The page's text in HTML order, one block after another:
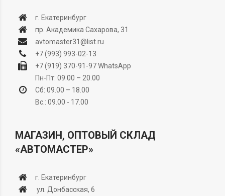
г. Екатеринбург
пр. Академика Сахарова, 31
avtomaster31@list.ru
+7 (993) 993-02-13
+7 (919) 370-91-97WhatsApp
Пн-Пт: 09.00 – 20.00
Сб: 09.00 – 18.00
Вс.: 09.00 - 17.00
МАГАЗИН, ОПТОВЫЙ СКЛАД
«АВТОМАСТЕР»
г. Екатеринбург
ул. Донбасская, 6